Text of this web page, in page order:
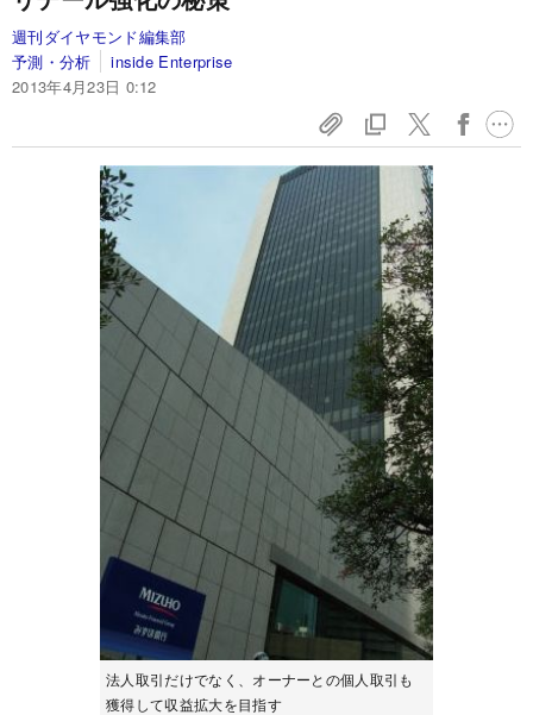
週刊ダイヤモンド編集部
予測・分析
inside Enterprise
2013年4月23日 0:12
法人取引だけでなく、オーナーとの個人取引も
獲得して収益拡大を目指す